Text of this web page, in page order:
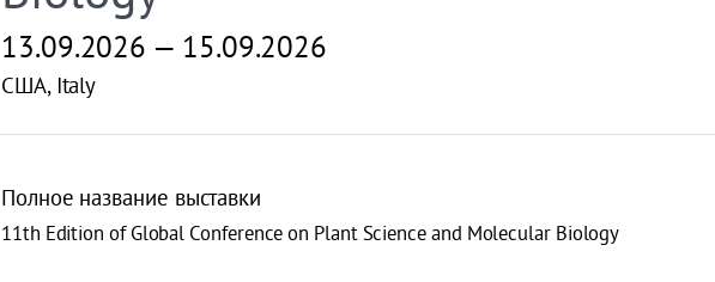
13.09.2026 — 15.09.2026
США, Italy
Полное название выставки
11th Edition of Global Conference on Plant Science and Molecular Biology